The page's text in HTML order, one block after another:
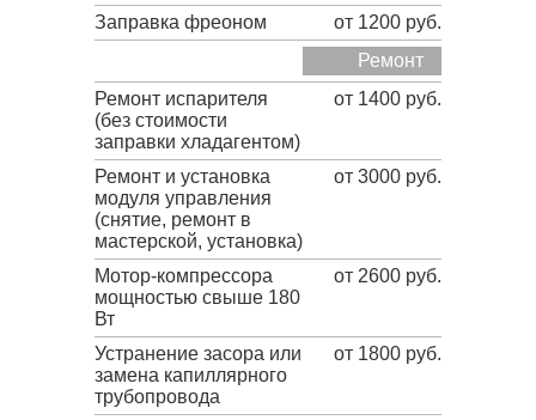
Заправка фреоном
от 1200 руб.
Ремонт
Ремонт испарителя
(без стоимости
заправки хладагентом)
от 1400 руб.
Ремонт и установка
модуля управления
(снятие, ремонт в
мастерской, установка)
от 3000 руб.
Мотор-компрессора
мощностью свыше 180
Вт
от 2600 руб.
Устранение засора или
замена капиллярного
трубопровода
от 1800 руб.